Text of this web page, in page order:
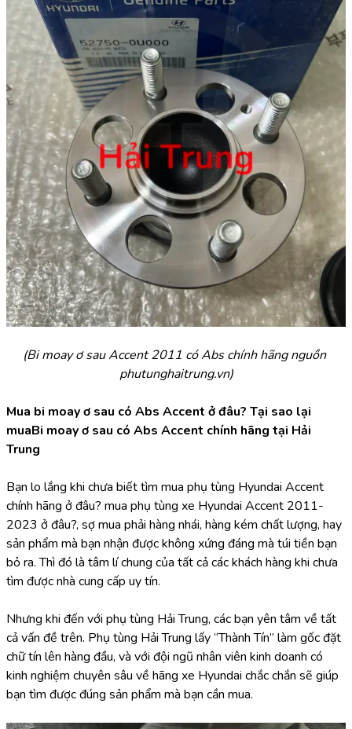
(Bi moay ơ sau Accent 2011 có Abs chính hãng nguồn
phutunghaitrung.vn)
Mua bi moay ơ sau có Abs Accent ở đâu? Tại sao lại
muaBi moay ơ sau có Abs Accent chính hãng tại Hải
Trung
Bạn lo lắng khi chưa biết tìm mua phụ tùng Hyundai Accent
chính hãng ở đâu? mua phụ tùng xe Hyundai Accent 2011-
2023 ở đâu?, sợ mua phải hàng nhái, hàng kém chất lượng, hay
sản phẩm mà bạn nhận được không xứng đáng mà túi tiền bạn
bỏ ra. Thì đó là tâm lí chung của tất cả các khách hàng khi chưa
tìm được nhà cung cấp uy tín.
Nhưng khi đến với phụ tùng Hải Trung, các bạn yên tâm về tất
cả vấn đề trên. Phụ tùng Hải Trung lấy “Thành Tín” làm gốc đặt
chữ tín lên hàng đầu, và với đội ngũ nhân viên kinh doanh có
kinh nghiệm chuyên sâu về hãng xe Hyundai chắc chắn sẽ giúp
bạn tìm được đúng sản phẩm mà bạn cần mua.